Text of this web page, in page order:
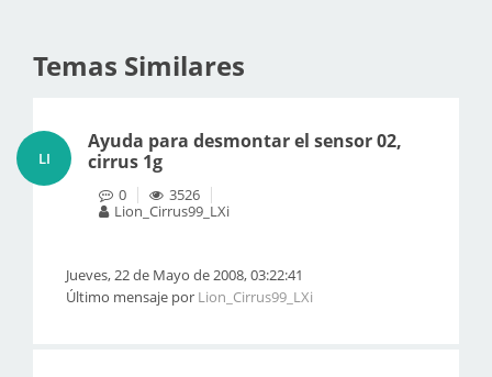
Temas Similares
LI
Ayuda para desmontar el sensor 02,
cirrus 1g
0
3526
Lion_Cirrus99_LXi
Jueves, 22 de Mayo de 2008, 03:22:41
Último mensaje por Lion_Cirrus99_LXi